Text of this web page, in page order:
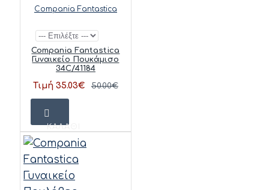
Compania Fantastica
Compania Fantastica
Γυναικείο Πουκάμισο
34C/41184
Τιμή 35.03€ 50.00€
ΚΑΛΆΘΙ